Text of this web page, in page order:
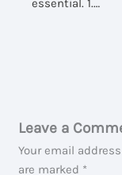
essential. 1.…
Leave a
Your email
are marked *